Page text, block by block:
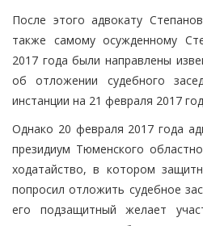
После этого адвокату
также самому осужденному
2017 года были направлены
об отложении судебного
инстанции на 21 февраля 2017
Однако 20 февраля 2017 года
президиум Тюменского
ходатайство, в котором
попросил отложить судебное
его подзащитный желает